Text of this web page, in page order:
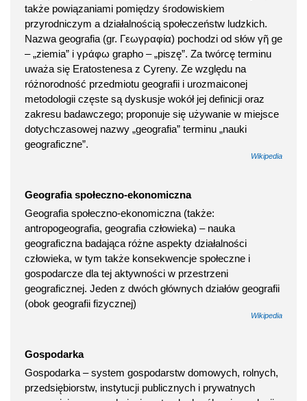
także powiązaniami pomiędzy środowiskiem
przyrodniczym a działalnością społeczeństw ludzkich.
Nazwa geografia (gr. Γεωγραφία) pochodzi od słów γῆ ge
– „ziemia” i γράφω grapho – „piszę”. Za twórcę terminu
uważa się Eratostenesa z Cyreny. Ze względu na
różnorodność przedmiotu geografii i urozmaiconej
metodologii częste są dyskusje wokół jej definicji oraz
zakresu badawczego; proponuje się używanie w miejsce
dotychczasowej nazwy „geografia” terminu „nauki
geograficzne”.
Wikipedia
Geografia społeczno-ekonomiczna
Geografia społeczno-ekonomiczna (także:
antropogeografia, geografia człowieka) – nauka
geograficzna badająca różne aspekty działalności
człowieka, w tym także konsekwencje społeczne i
gospodarcze dla tej aktywności w przestrzeni
geograficznej. Jeden z dwóch głównych działów geografii
(obok geografii fizycznej)
Wikipedia
Gospodarka
Gospodarka – system gospodarstw domowych, rolnych,
przedsiębiorstw, instytucji publicznych i prywatnych